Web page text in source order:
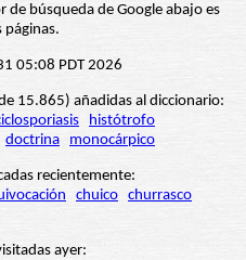
búsqueda de Google abajo es
páginas.
05:08 PDT 2026
15.865) añadidas al diccionario:
histótrofo
doctrina monocárpico
recientemente:
chuico churrasco
ayer: